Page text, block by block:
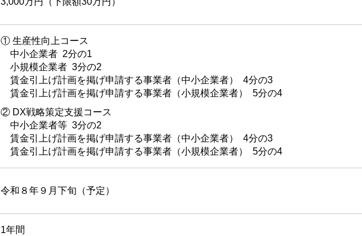
① 生産性向上コース
中小企業者 2分の1
小規模企業者 3分の2
賃金引上げ計画を掲げ申請する事業者（中小企業者） 4分の3
賃金引上げ計画を掲げ申請する事業者（小規模企業者） 5分の4
② DX戦略策定支援コース
中小企業者等 3分の2
賃金引上げ計画を掲げ申請する事業者（中小企業者） 4分の3
賃金引上げ計画を掲げ申請する事業者（小規模企業者） 5分の4
令和８年９月下旬（予定）
1年間